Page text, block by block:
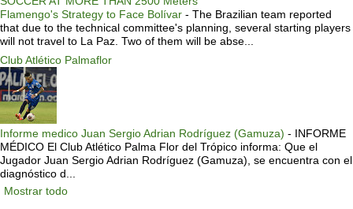
Flamengo's Strategy to Face Bolívar - The Brazilian team reported
that due to the technical committee's planning, several starting players
will not travel to La Paz. Two of them will be abse...
Club Atlético Palmaflor
Informe medico Juan Sergio Adrian Rodríguez (Gamuza) - INFORME
MÉDICO El Club Atlético Palma Flor del Trópico informa: Que el
Jugador Juan Sergio Adrian Rodríguez (Gamuza), se encuentra con el
diagnóstico d...
Mostrar todo